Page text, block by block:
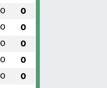
0 0
0 0
0 0
0 0
0 0